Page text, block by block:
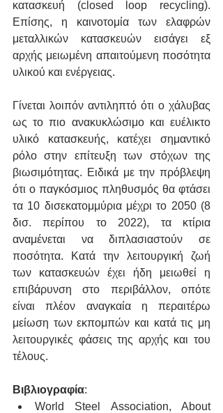
κατασκευή (closed loop recycling).
Επίσης, η καινοτομία των ελαφρών
μεταλλικών κατασκευών εισάγει εξ
αρχής μειωμένη απαιτούμενη ποσότητα
υλικού και ενέργειας.
Γίνεται λοιπόν αντιληπτό ότι ο χάλυβας
ως το πιο ανακυκλώσιμο και ευέλικτο
υλικό κατασκευής, κατέχει σημαντικό
ρόλο στην επίτευξη των στόχων της
βιωσιμότητας. Ειδικά με την πρόβλεψη
ότι ο παγκόσμιος πληθυσμός θα φτάσει
τα 10 δισεκατομμύρια μέχρι το 2050 (8
δισ. περίπου το 2022), τα κτίρια
αναμένεται να διπλασιαστούν σε
ποσότητα. Κατά την λειτουργική ζωή
των κατασκευών έχει ήδη μειωθεί η
επιβάρυνση στο περιβάλλον, οπότε
είναι πλέον αναγκαία η περαιτέρω
μείωση των εκπομπών και κατά τις μη
λειτουργικές φάσεις της αρχής και του
τέλους.
Βιβλιογραφία:
World Steel Association, About